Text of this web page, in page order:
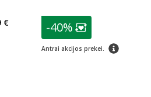
nuolaida:
€ patarimas
Lojalumo
-40%
Antrai akcijos prekei. patarimas